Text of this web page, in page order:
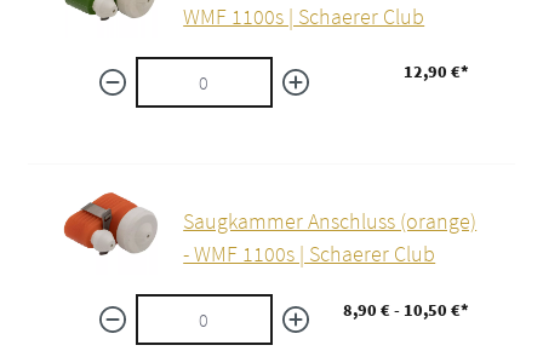
WMF 1100s | Schaerer Club
12,90 €*
Saugkammer Anschluss (orange)
- WMF 1100s | Schaerer Club
8,90 € - 10,50 €*